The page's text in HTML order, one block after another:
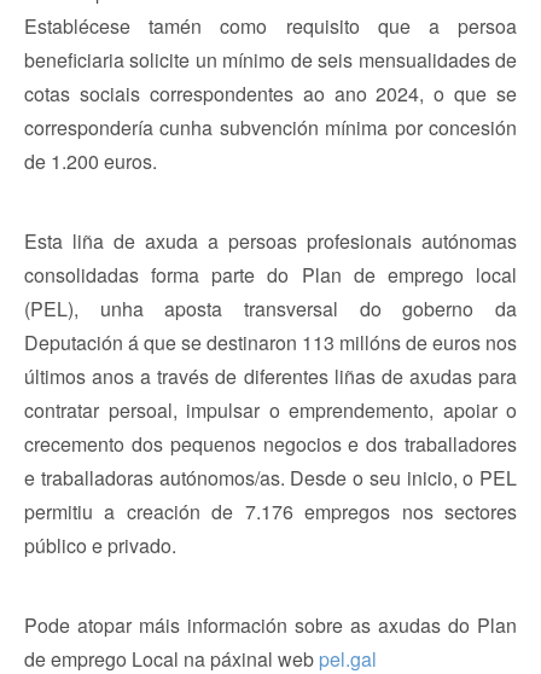
Establécese tamén como requisito que a persoa
beneficiaria solicite un mínimo de seis mensualidades de
cotas sociais correspondentes ao ano 2024, o que se
correspondería cunha subvención mínima por concesión
de 1.200 euros.
Esta liña de axuda a persoas profesionais autónomas
consolidadas forma parte do Plan de emprego local
(PEL), unha aposta transversal do goberno da
Deputación á que se destinaron 113 millóns de euros nos
últimos anos a través de diferentes liñas de axudas para
contratar persoal, impulsar o emprendemento, apoiar o
crecemento dos pequenos negocios e dos traballadores
e traballadoras autónomos/as. Desde o seu inicio, o PEL
permitiu a creación de 7.176 empregos nos sectores
público e privado.
Pode atopar máis información sobre as axudas do Plan
deemprego Local na páxinal web pel.gal